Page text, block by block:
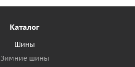
Каталог
Шины
Зимние шины